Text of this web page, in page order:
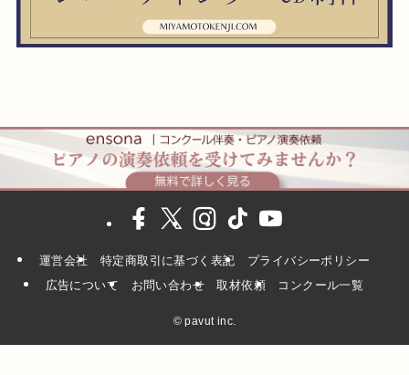
運営会社 特定商取引に基づく表記
プライバシーポリシー
広告について
お問い合わせ 取材依頼 コンクール一覧
©pavut inc.